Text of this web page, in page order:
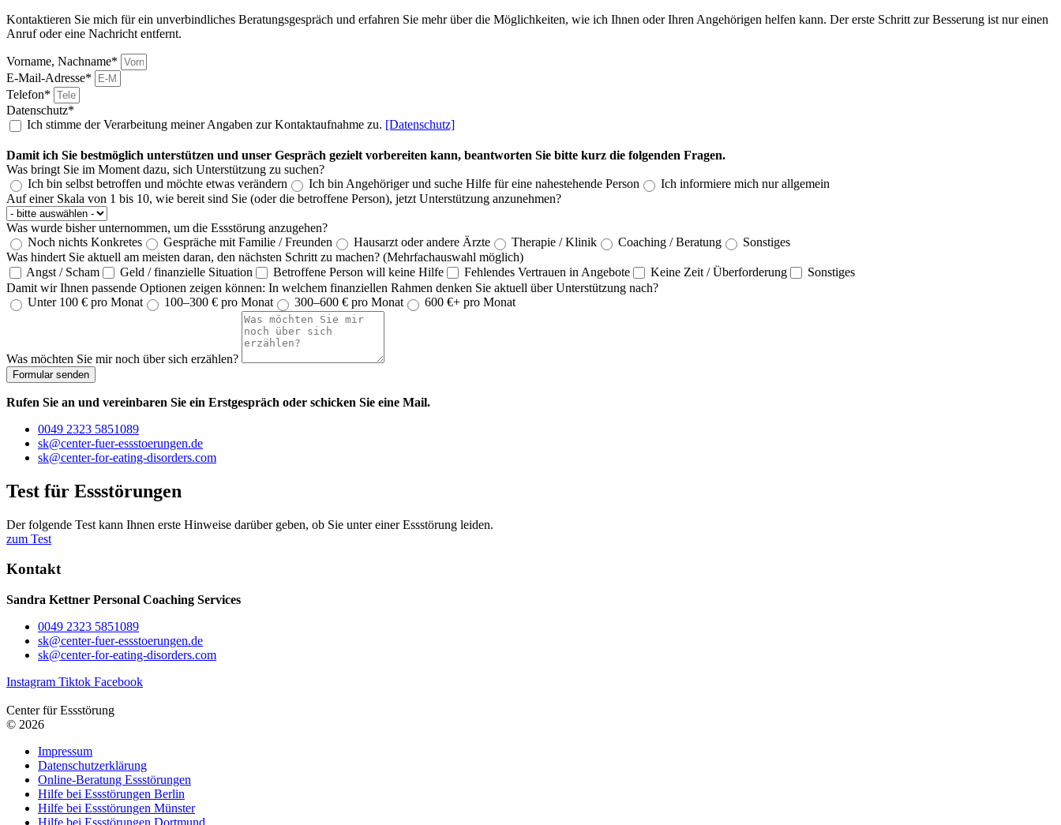
Kontaktieren Sie mich für ein unverbindliches Beratungsgespräch und erfahren Sie mehr über die Möglichkeiten, wie ich Ihnen oder Ihren Angehörigen helfen kann. Der erste Schritt zur Besserung ist nur einen
Anruf oder eine Nachricht entfernt.
Vorname, Nachname*
E-Mail-Adresse*
Telefon*
Datenschutz*
Ich stimme der Verarbeitung meiner Angaben zur Kontaktaufnahme zu. [Datenschutz]
Damit ich Sie bestmöglich unterstützen und unser Gespräch gezielt vorbereiten kann, beantworten Sie bitte kurz die folgenden Fragen.
Was bringt Sie im Moment dazu, sich Unterstützung zu suchen?
Ich bin selbst betroffen und möchte etwas verändern
Ich bin Angehöriger und suche Hilfe für eine nahestehende Person
Ich informiere mich nur allgemein
Auf einer Skala von 1 bis 10, wie bereit sind Sie (oder die betroffene Person), jetzt Unterstützung anzunehmen?
Was wurde bisher unternommen, um die Essstörung anzugehen?
Noch nichts Konkretes
Gespräche mit Familie / Freunden Hausarzt oder andere Ärzte Therapie / Klinik Coaching / Beratung
Sonstiges
Was hindert Sie aktuell am meisten daran, den nächsten Schritt zu machen? (Mehrfachauswahl möglich)
Angst / Scham
Geld / finanzielle Situation Betroffene Person will keine Hilfe Fehlendes Vertrauen in Angebote Keine Zeit / Überforderung
Sonstiges
Damit wir Ihnen passende Optionen zeigen können: In welchem finanziellen Rahmen denken Sie aktuell über Unterstützung nach?
Unter 100 € pro Monat
100–300 € pro Monat 300–600 € pro Monat 600 €+ pro Monat
Was möchten Sie mir noch über sich erzählen?
Formular senden
Rufen Sie an und vereinbaren Sie ein Erstgespräch oder schicken Sie eine Mail.
0049 2323 5851089
sk@center-fuer-essstoerungen.de
sk@center-for-eating-disorders.com
Test für Essstörungen
Der folgende Test kann Ihnen erste Hinweise darüber geben, ob Sie unter einer Essstörung leiden.
zum Test
Kontakt
Sandra Kettner Personal Coaching Services
0049 2323 5851089
sk@center-fuer-essstoerungen.de
sk@center-for-eating-disorders.com
Instagram Tiktok Facebook
Center für Essstörung
© 2026
Impressum
Datenschutzerklärung
Online-Beratung Essstörungen
Hilfe bei Essstörungen Berlin
Hilfe bei Essstörungen Münster
Hilfe bei Essstörungen Dortmund